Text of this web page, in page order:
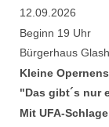
12.09.2026
Beginn 19 Uhr
Bürgerhaus
Kleine
"Das gibt´s nur
Mit UFA-